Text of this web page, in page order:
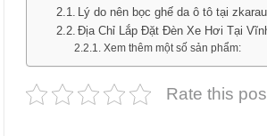
Lý do nên bọc ghế da ô tô tại
Địa Chỉ Lắp Đặt Đèn Xe Hơi Tại
Xem thêm một số sản phẩm:
Rate this